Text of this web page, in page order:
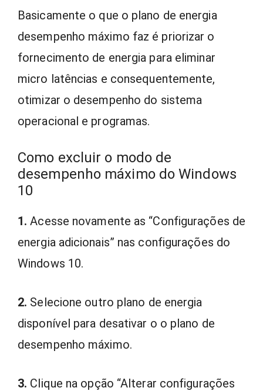
Basicamente o que o plano de energia
desempenho máximo faz é priorizar o
fornecimento de energia para eliminar
micro latências e consequentemente,
otimizar o desempenho do sistema
operacional e programas.
Como excluir o modo de
desempenho máximo do Windows
10
1. Acesse novamente as “Configurações de
energia adicionais” nas configurações do
Windows 10.
2. Selecione outro plano de energia
disponível para desativar o o plano de
desempenho máximo.
3. Clique na opção “Alterar configurações